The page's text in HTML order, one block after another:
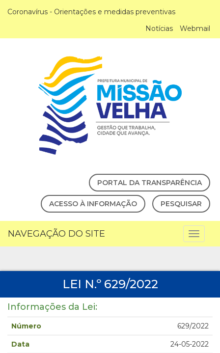
Coronavírus - Orientações e medidas preventivas
Notícias
Webmail
PORTAL DA TRANSPARÊNCIA
ACESSO À INFORMAÇÃO PESQUISAR
NAVEGAÇÃO DO SITE
LEI N.º 629/2022
Informações da Lei:
Número 629/2022
Data 24-05-2022